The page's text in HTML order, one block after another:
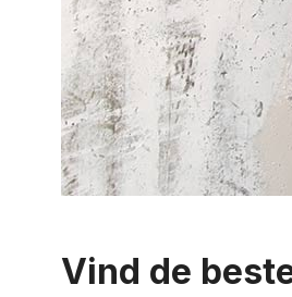
Vind de